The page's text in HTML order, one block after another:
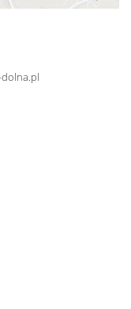
dolna.pl